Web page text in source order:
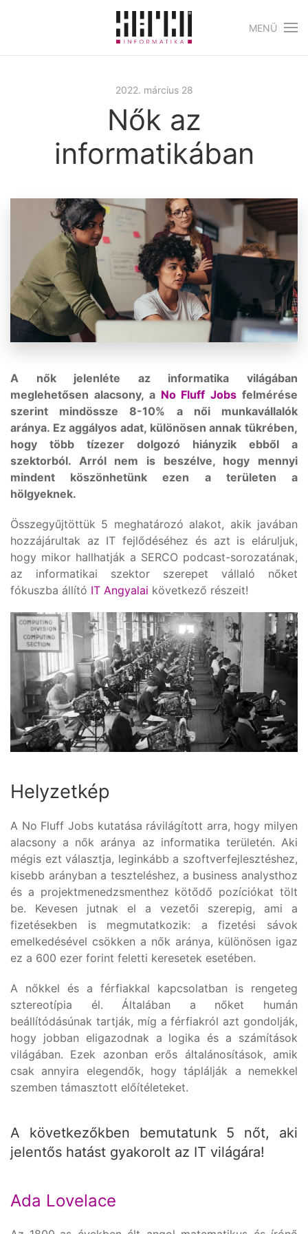
Skip to main content
MENÜ
2022. március 28
Nők az
informatikában
A nők jelenléte az informatika világában
meglehetősen alacsony, a No Fluff Jobs felmérése
szerint mindössze 8-10% a női munkavállalók
aránya. Ez aggályos adat, különösen annak tükrében,
hogy több tízezer dolgozó hiányzik ebből a
szektorból. Arról nem is beszélve, hogy mennyi
mindent köszönhetünk ezen a területen a
hölgyeknek.
Összegyűjtöttük 5 meghatározó alakot, akik javában
hozzájárultak az IT fejlődéséhez és azt is eláruljuk,
hogy mikor hallhatják a SERCO podcast-sorozatának,
az informatikai szektor szerepet vállaló nőket
fókuszba állító IT Angyalai következő részeit!
Helyzetkép
A No Fluff Jobs kutatása rávilágított arra, hogy milyen
alacsony a nők aránya az informatika területén. Aki
mégis ezt választja, leginkább a szoftverfejlesztéshez,
kisebb arányban a teszteléshez, a business analysthoz
és a projektmenedzsmenthez kötődő pozíciókat tölt
be. Kevesen jutnak el a vezetői szerepig, ami a
fizetésekben is megmutatkozik: a fizetési sávok
emelkedésével csökken a nők aránya, különösen igaz
ez a 600 ezer forint feletti keresetek esetében.
A nőkkel és a férfiakkal kapcsolatban is rengeteg
sztereotípia él. Általában a nőket humán
beállítódásúnak tartják, míg a férfiakról azt gondolják,
hogy jobban eligazodnak a logika és a számítások
világában. Ezek azonban erős általánosítások, amik
csak annyira elegendők, hogy táplálják a nemekkel
szemben támasztott előítéleteket.
A következőkben bemutatunk 5 nőt, aki
jelentős hatást gyakorolt az IT világára!
Ada Lovelace